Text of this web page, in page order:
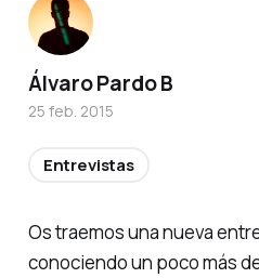
Os traemos una nueva
conociendo un poco más
Álvaro Pardo B
25 feb. 2015
Entrevistas